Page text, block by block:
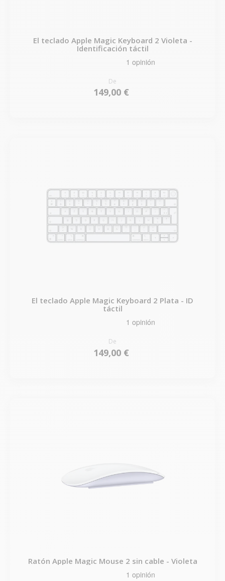
El teclado Apple Magic Keyboard 2 Violeta -
Identificación táctil
De
149,00 €
El teclado Apple Magic Keyboard 2 Plata - ID
táctil
De
149,00 €
Ratón Apple Magic Mouse 2 sin cable - Violeta